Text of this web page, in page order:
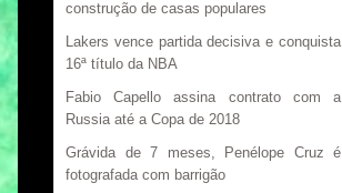
construção de casas populares
Lakers vence partida decisiva e conquista
16ª título da NBA
Fabio Capello assina contrato com a
Russia até a Copa de 2018
Grávida de 7 meses, Penélope Cruz é
fotografada com barrigão